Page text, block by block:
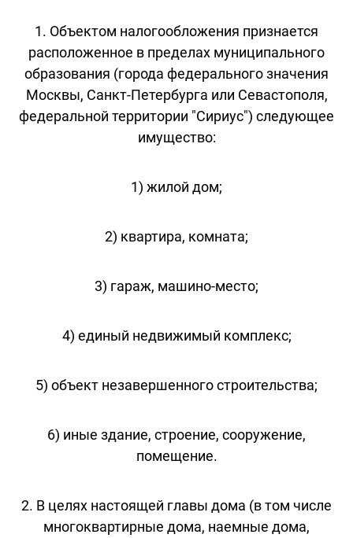
1. Объектом налогообложения признается
расположенное в пределах муниципального
образования (города федерального значения
Москвы, Санкт-Петербурга или Севастополя,
федеральной территории "Сириус") следующее
имущество:
1) жилой дом;
2) квартира, комната;
3) гараж, машино-место;
4) единый недвижимый комплекс;
5) объект незавершенного строительства;
6) иные здание, строение, сооружение,
помещение.
2. В целях настоящей главы дома (в том числе
многоквартирные дома, наемные дома,